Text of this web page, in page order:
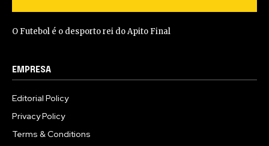
O Futebol é o desporto rei do Apito Final
EMPRESA
Editorial Policy
Privacy Policy
Terms & Conditions